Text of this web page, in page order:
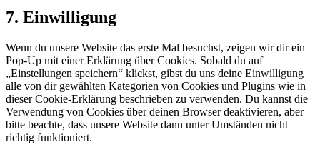
7. Einwilligung
Wenn du unsere Website das erste Mal besuchst, zeigen wir dir ein
Pop-Up mit einer Erklärung über Cookies. Sobald du auf
„Einstellungen speichern“ klickst, gibst du uns deine Einwilligung
alle von dir gewählten Kategorien von Cookies und Plugins wie in
dieser Cookie-Erklärung beschrieben zu verwenden. Du kannst die
Verwendung von Cookies über deinen Browser deaktivieren, aber
bitte beachte, dass unsere Website dann unter Umständen nicht
richtig funktioniert.